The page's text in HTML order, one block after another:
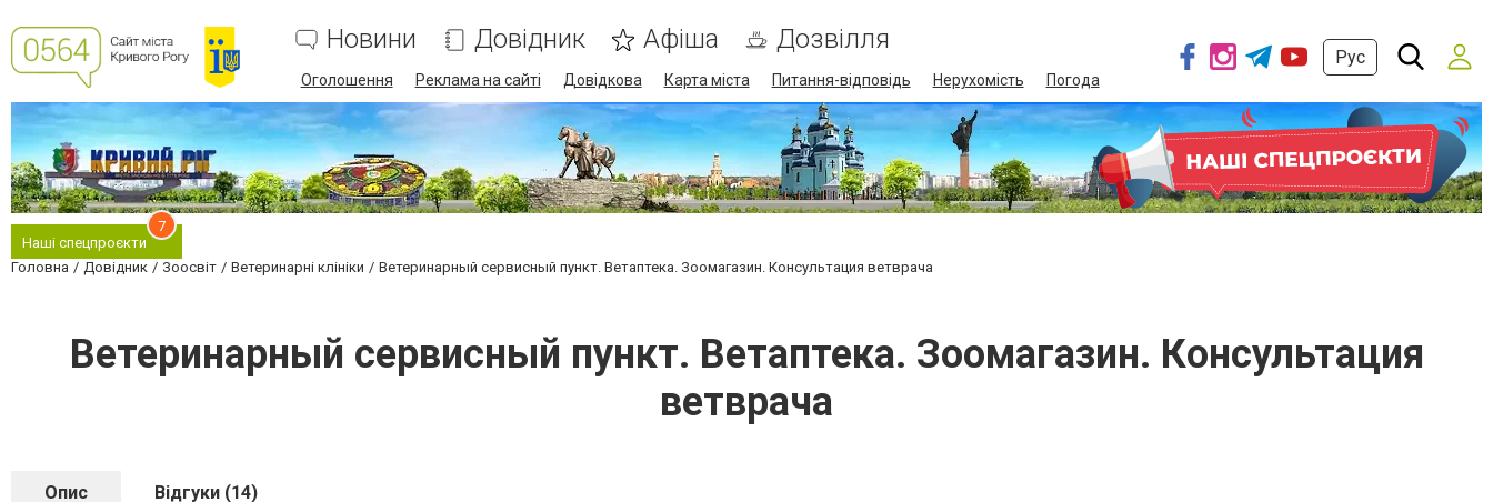
Новини Довідник Афіша Дозвілля
Оголошення Реклама на сайті Довідкова Карта міста Питання-відповідь Нерухомість Погода
Рус
Наші спецпроєкти
7
Головна Довідник Зоосвіт Ветеринарні клініки Ветеринарный сервисный пункт. Ветаптека. Зоомагазин. Консультация ветврача
Ветеринарный сервисный пункт. Ветаптека. Зоомагазин. Консультация
ветврача
Опис Відгуки (14)